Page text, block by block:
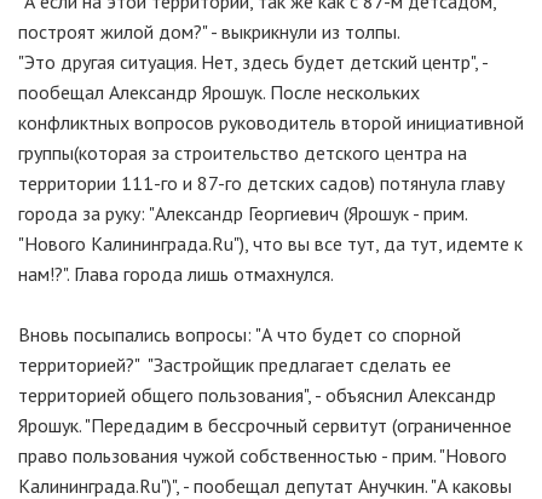
построят жилой дом?" - выкрикнули из толпы.
"Это другая ситуация. Нет, здесь будет детский центр", -
пообещал Александр Ярошук. После нескольких
конфликтных вопросов руководитель второй инициативной
группы(которая за строительство детского центра на
территории 111-го и 87-го детских садов) потянула главу
города за руку: "Александр Георгиевич (Ярошук - прим.
"Нового Калининграда.Ru"), что вы все тут, да тут, идемте к
нам!?". Глава города лишь отмахнулся.
Вновь посыпались вопросы: "А что будет со спорной
территорией?" "Застройщик предлагает сделать ее
территорией общего пользования", - объяснил Александр
Ярошук. "Передадим в бессрочный сервитут (ограниченное
право пользования чужой собственностью - прим. "Нового
Калининграда.Ru")", - пообещал депутат Анучкин. "А каковы